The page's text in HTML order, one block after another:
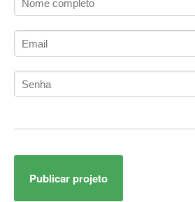
Administração
Administração de Artistas e Repertórios
Administração de Redes
Administração PostgreSQL
ADO.NET Entity Framework
Publicar projeto